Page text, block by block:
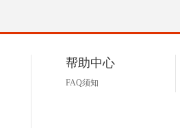
帮助中心
FAQ须知